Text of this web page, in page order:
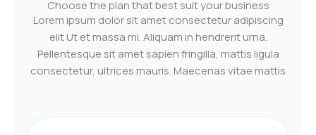
Choose the plan that best suit your business
Lorem ipsum dolor sit amet consectetur adipiscing
elit Ut et massa mi. Aliquam in hendrerit urna.
Pellentesque sit amet sapien fringilla, mattis ligula
consectetur, ultrices mauris. Maecenas vitae mattis